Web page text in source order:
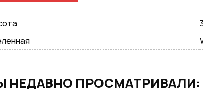
НЕДАВНО ПРОСМАТРИВАЛИ: